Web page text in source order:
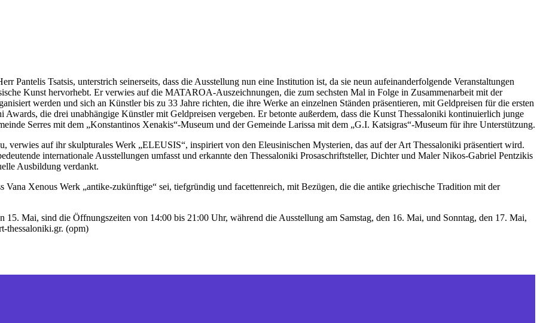
Pantelis Tsatsis, unterstrich seinerseits, dass die Ausstellung nun eine Institution ist, da sie neun aufeinanderfolgende Veranstaltungen
Kunst hervorhebt. Er verwies auf die MATAROA-Auszeichnungen, die zum sechsten Mal in Folge in Zusammenarbeit mit der
werden und sich an Künstler bis zu 33 Jahre richten, die ihre Werke an einzelnen Ständen präsentieren, mit Geldpreisen für die ersten
die drei unabhängige Künstler mit Geldpreisen vergeben. Er betonte außerdem, dass die Kunst Thessaloniki kontinuierlich junge
Serres mit dem „Konstantinos Xenakis“-Museum und der Gemeinde Larissa mit dem „G.I. Katsigras“-Museum für ihre Unterstützung.
verwies auf ihr skulpturales Werk „ELEUSIS“, inspiriert von den Eleusinischen Mysterien, das auf der Art Thessaloniki präsentiert wird.
internationale Ausstellungen umfasst und erkannte den Thessaloniki Prosaschriftsteller, Dichter und Maler Nikos-Gabriel Pentzikis
Ausbildung verdankt.
Xenous Werk „antike-zukünftige“ sei, tiefgründig und facettenreich, mit Bezügen, die die antike griechische Tradition mit der
Mai, sind die Öffnungszeiten von 14:00 bis 21:00 Uhr, während die Ausstellung am Samstag, den 16. Mai, und Sonntag, den 17. Mai,
thessaloniki.gr. (opm)